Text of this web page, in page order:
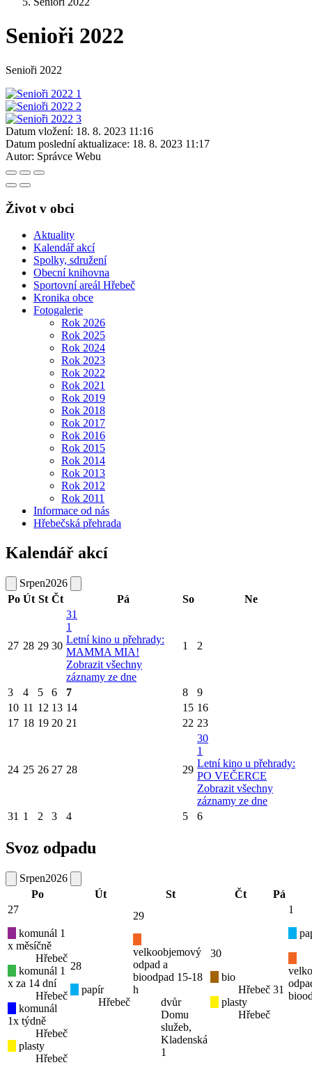
Senioři 2022
Senioři 2022
Datum vložení: 18. 8. 2023 11:16
Datum poslední aktualizace: 18. 8. 2023 11:17
Autor: Správce Webu
Život v obci
Aktuality
Kalendář akcí
Spolky, sdružení
Obecní knihovna
Sportovní areál Hřebeč
Kronika obce
Fotogalerie
Rok 2026
Rok 2025
Rok 2024
Rok 2023
Rok 2022
Rok 2021
Rok 2019
Rok 2018
Rok 2017
Rok 2016
Rok 2015
Rok 2014
Rok 2013
Rok 2012
Rok 2011
Informace od nás
Hřebečská přehrada
Kalendář akcí
Srpen2026
Po Út St Čt Pá So Ne
27 28 29 30
31
1
Letní kino u přehrady:
MAMMA MIA!
Zobrazit všechny
záznamy ze dne
1 2
3 4 5 6 7 8
9
10 11 12 13 14 15 16
17 18 19 20 21 22 23
24 25 26 27 28 29
30
1
Letní kino u přehrady:
PO VEČERCE
Zobrazit všechny
záznamy ze dne
31 1 2 3 4 5 6
Svoz odpadu
Srpen2026
Po
Út St Čt
Pá
27
komunál 1
x měsíčně
Hřebeč
komunál 1
x za 14 dní
Hřebeč
komunál
1x týdně
Hřebeč
plasty
Hřebeč
28
papír
Hřebeč
29
velkoobjemový
odpad a
bioodpad 15-18
h
dvůr
Domu
služeb,
Kladenská
1
30
bio
Hřebeč
plasty
Hřebeč
31
1